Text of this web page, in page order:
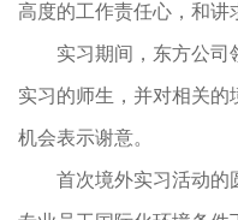
高度的工作责任心，和讲
实习期间，东方公司
实习的师生，并对相关的
机会表示谢意。
首次境外实习活动的